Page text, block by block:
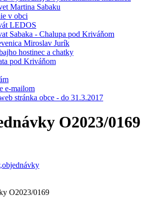
Martina Sabaku
v obci
LEDOS
Sabaka - Chalupa pod Kriváňom
Miroslav Jurík
hostinec a chatky
pod Kriváňom
e-mailom
stránka obce - do 31.3.2017
O2023/0169
O2023/0169